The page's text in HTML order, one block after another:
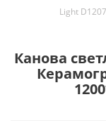
Light
Канова